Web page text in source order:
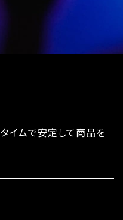
イムで安定して商品を